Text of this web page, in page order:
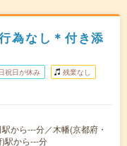
為なし＊付き添
祝日が休み 残業なし
から---分／木幡(京都府・
駅から---分